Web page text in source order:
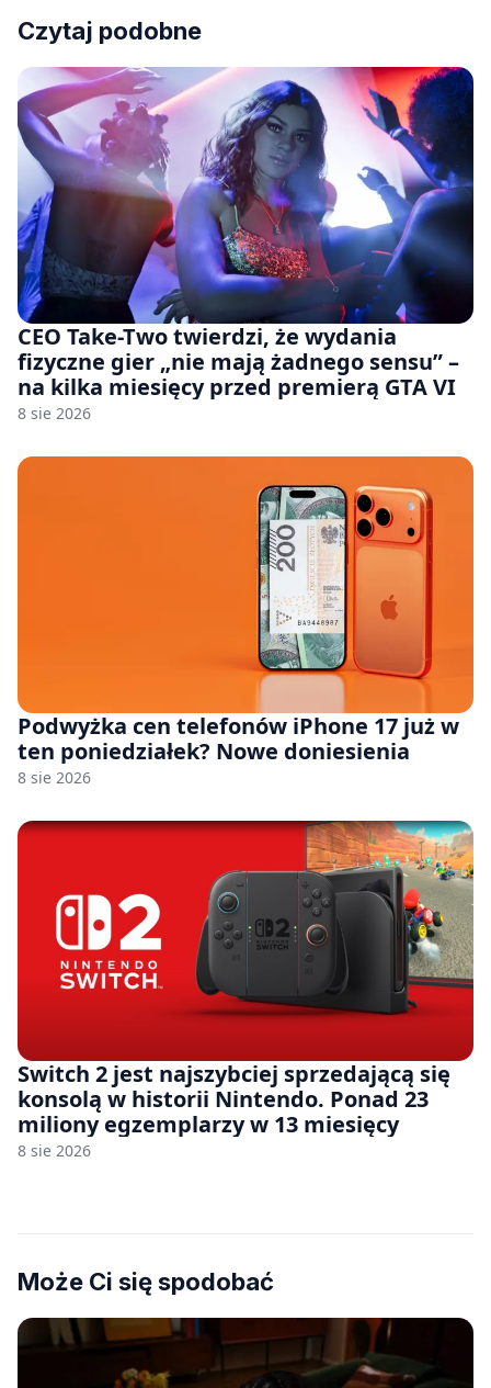
Czytaj podobne
CEO Take-Two twierdzi, że wydania
fizyczne gier „nie mają żadnego sensu” –
na kilka miesięcy przed premierą GTA VI
8 sie 2026
Podwyżka cen telefonów iPhone 17 już w
ten poniedziałek? Nowe doniesienia
8 sie 2026
Switch 2 jest najszybciej sprzedającą się
konsolą w historii Nintendo. Ponad 23
miliony egzemplarzy w 13 miesięcy
8 sie 2026
Może Ci się spodobać